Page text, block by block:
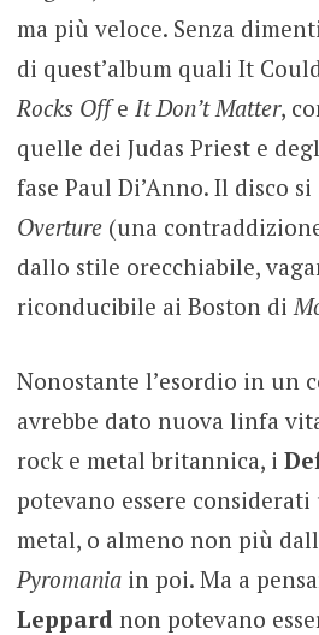
ma più veloce. Senza
di quest’album quali It
Rocks Offe It Don’t Matter,
quelle dei Judas Priest e
fase Paul Di’Anno. Il disco
Overture (una
dallo stile orecchiabile,
riconducibile ai Boston di
Nonostante l’esordio in un
avrebbe dato nuova linfa
rock e metal britannica, i
potevano essere
metal, o almeno non più
Pyromaniain poi. Ma a
Leppard non potevano